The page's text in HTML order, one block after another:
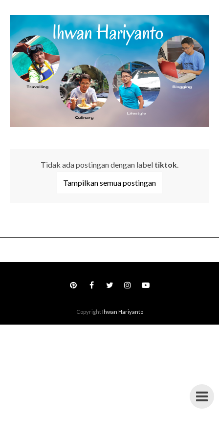
Tidak ada postingan dengan label tiktok.
Tampilkan semua postingan
Copyright Ihwan Hariyanto